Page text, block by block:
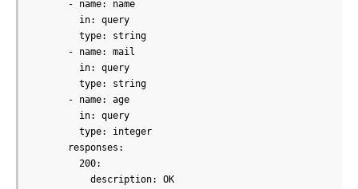
      - name: name
        in: query
        type: string
      - name: mail
        in: query
        type: string
      - name: age
        in: query
        type: integer
      responses:
        200:
          description: OK